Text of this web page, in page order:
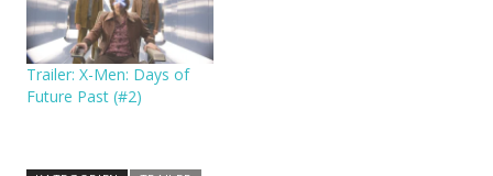
Trailer: X-Men: Days of
Future Past (#2)